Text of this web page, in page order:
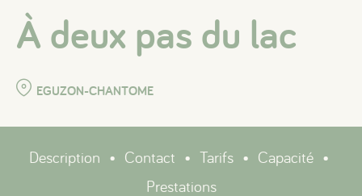
À deux pas du lac
EGUZON-CHANTOME
Description • Contact • Tarifs • Capacité •
Prestations